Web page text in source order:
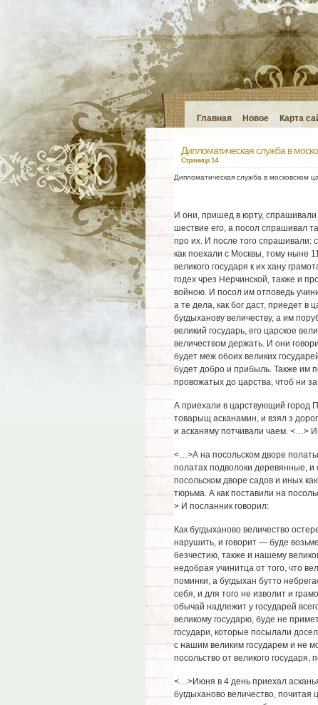
Главная Новое Карта
Дипломатическая служба в
Страница 14
Дипломатическая служба в московском
И они, пришед в юрту, спрашивали
шествие его, а посол спрашивал
про их. И после того спрашивали:
как поехали с Москвы, тому ныне
великого государя к их хану
годех чрез Нерчинской, также и
войною. И посол им отповедь
а те дела, как бог даст, приедет в
бугдыханову величеству, а им
великий государь, его царское
величеством держать. И они
будет меж обоих великих
будет добро и прибыль. Также им
провожатых до царства, чтоб ни
А приехали в царствующий город
товарыщ асканамин, и взял з
и асканяму потчивали чаем. <…> И
<…>А на посольском дворе
полатах подволоки деревянные, и
посольском дворе садов и иных
тюрьма. А как поставили на
> И посланник говорил:
Как бугдыханово величество
нарушить, и говорит — буде
безчестию, также и нашему
недобрая учинитца от того, что
поминки, а бугдыхан бутто
себя, и для того не изволит и
обычай надлежит у государей
великому государю, буде не
государи, которые посылали
с нашим великим государем и не
посольство от великого государя,
<…>Июня в 4 день приехал
бугдыханово величество, почитая